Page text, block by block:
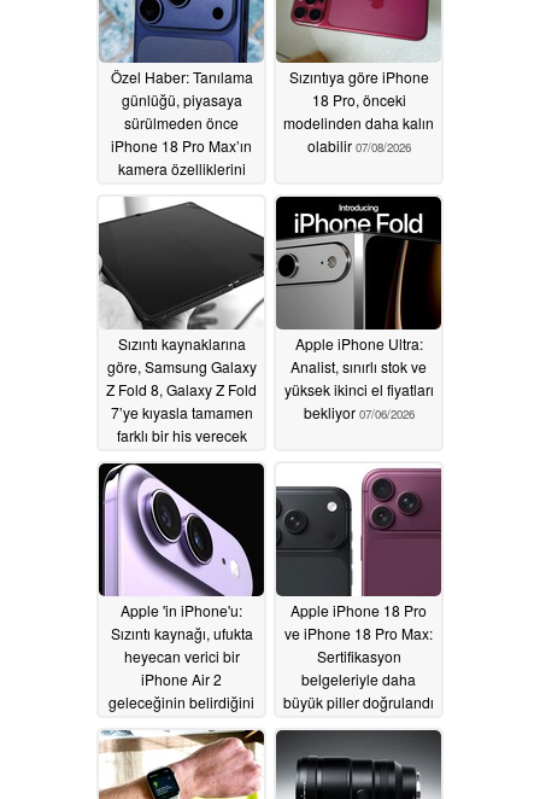
Özel Haber: Tanılama
günlüğü, piyasaya
sürülmeden önce
iPhone 18 Pro Max’ın
kamera özelliklerini
Sızıntıya göre iPhone
18 Pro, önceki
modelinden daha kalın
olabilir 07/08/2026
Sızıntı kaynaklarına
göre, Samsung Galaxy
Z Fold 8, Galaxy Z Fold
7’ye kıyasla tamamen
farklı bir his verecek
07/06/2026
Apple iPhone Ultra:
Analist, sınırlı stok ve
yüksek ikinci el fiyatları
bekliyor 07/06/2026
Apple 'in iPhone'u:
Sızıntı kaynağı, ufukta
heyecan verici bir
iPhone Air 2
geleceğinin belirdiğini
07/04/2026
Apple iPhone 18 Pro
ve iPhone 18 Pro Max:
Sertifikasyon
belgeleriyle daha
büyük piller doğrulandı
07/04/2026